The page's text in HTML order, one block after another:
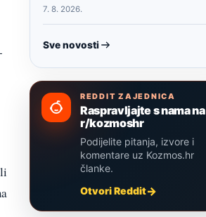
7. 8. 2026.
Sve novosti
REDDIT ZAJEDNICA
Raspravljajte s nama na
r/kozmoshr
Podijelite pitanja, izvore i
komentare uz Kozmos.hr
članke.
Otvori Reddit